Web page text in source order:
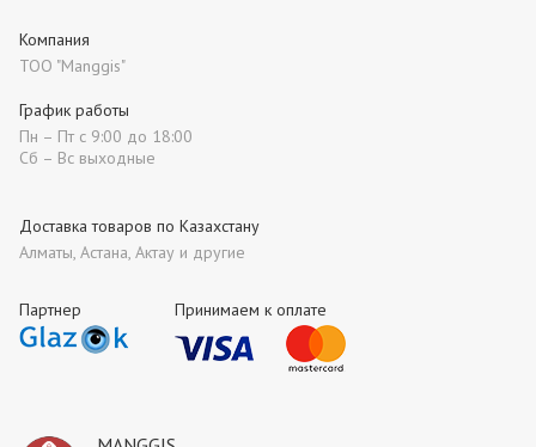
Партнер Принимаем к оплате
Компания
ТОО "Manggis"
Доставка товаров по Казахстану
Алматы, Астана, Актау и другие
График работы
Пн – Пт с 9:00 до 18:00
Сб – Вс выходные